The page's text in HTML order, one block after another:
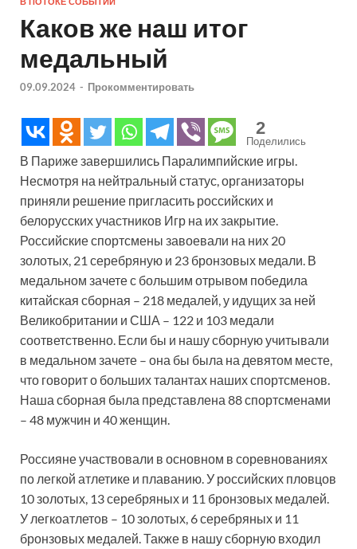
Каков же наш итог
медальный
09.09.2024 - Прокомментировать
2
Поделились
В Париже завершились Паралимпийские игры.
Несмотря на нейтральный статус, организаторы
приняли решение пригласить российских и
белорусских участников Игр на их закрытие.
Российские спортсмены завоевали на них 20
золотых, 21 серебряную и 23 бронзовых медали. В
медальном зачете с большим отрывом победила
китайская сборная – 218 медалей, у идущих за ней
Великобритании и США – 122 и 103 медали
соответственно. Если бы и нашу сборную учитывали
в медальном зачете – она бы была на девятом месте,
что говорит о больших талантах наших спортсменов.
Наша сборная была представлена 88 спортсменами
– 48 мужчин и 40 женщин.
Россияне участвовали в основном в соревнованиях
по легкой атлетике и плаванию. У российских пловцов
10 золотых, 13 серебряных и 11 бронзовых медалей.
У легкоатлетов – 10 золотых, 6 серебряных и 11
бронзовых медалей. Также в нашу сборную входил